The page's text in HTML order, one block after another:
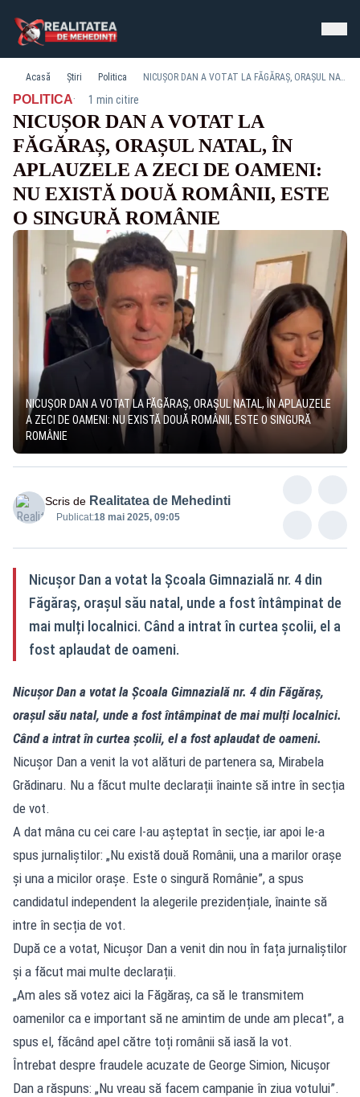
Acasă Știri Politica NICUȘOR DAN A VOTAT LA FĂGĂRAȘ, ORAȘUL NATAL, ÎN APLAUZELE A ZECI DE OAMENI: NU EXISTĂ DOUĂ ROMÂNII, ESTE O SINGURĂ ROMÂNIE
POLITICA· 1 min citire
NICUȘOR DAN A VOTAT LA
FĂGĂRAȘ, ORAȘUL NATAL, ÎN
APLAUZELE A ZECI DE OAMENI:
NU EXISTĂ DOUĂ ROMÂNII, ESTE
O SINGURĂ ROMÂNIE
NICUȘOR DAN A VOTAT LA FĂGĂRAȘ, ORAȘUL NATAL, ÎN APLAUZELE
A ZECI DE OAMENI: NU EXISTĂ DOUĂ ROMÂNII, ESTE O SINGURĂ
ROMÂNIE
Scris de Realitatea de Mehedinti
Publicat:18 mai 2025, 09:05
Nicușor Dan a votat la Școala Gimnazială nr. 4 din
Făgăraș, orașul său natal, unde a fost întâmpinat de
mai mulți localnici. Când a intrat în curtea școlii, el a
fost aplaudat de oameni.
Nicușor Dan a votat la Școala Gimnazială nr. 4 din Făgăraș,
orașul său natal, unde a fost întâmpinat de mai mulți localnici.
Când a intrat în curtea școlii, el a fost aplaudat de oameni.
Nicușor Dan a venit la vot alături de partenera sa, Mirabela
Grădinaru. Nu a făcut multe declarații înainte să intre în secția
de vot.
A dat mâna cu cei care l-au așteptat în secție, iar apoi le-a
spus jurnaliștilor: „Nu există două Românii, una a marilor orașe
și una a micilor orașe. Este o singură Românie”, a spus
candidatul independent la alegerile prezidențiale, înainte să
intre în secția de vot.
După ce a votat, Nicușor Dan a venit din nou în fața jurnaliștilor
și a făcut mai multe declarații.
„Am ales să votez aici la Făgăraș, ca să le transmitem
oamenilor ca e important să ne amintim de unde am plecat”, a
spus el, făcând apel către toți românii să iasă la vot.
Întrebat despre fraudele acuzate de George Simion, Nicușor
Dan a răspuns: „Nu vreau să facem campanie în ziua votului”.